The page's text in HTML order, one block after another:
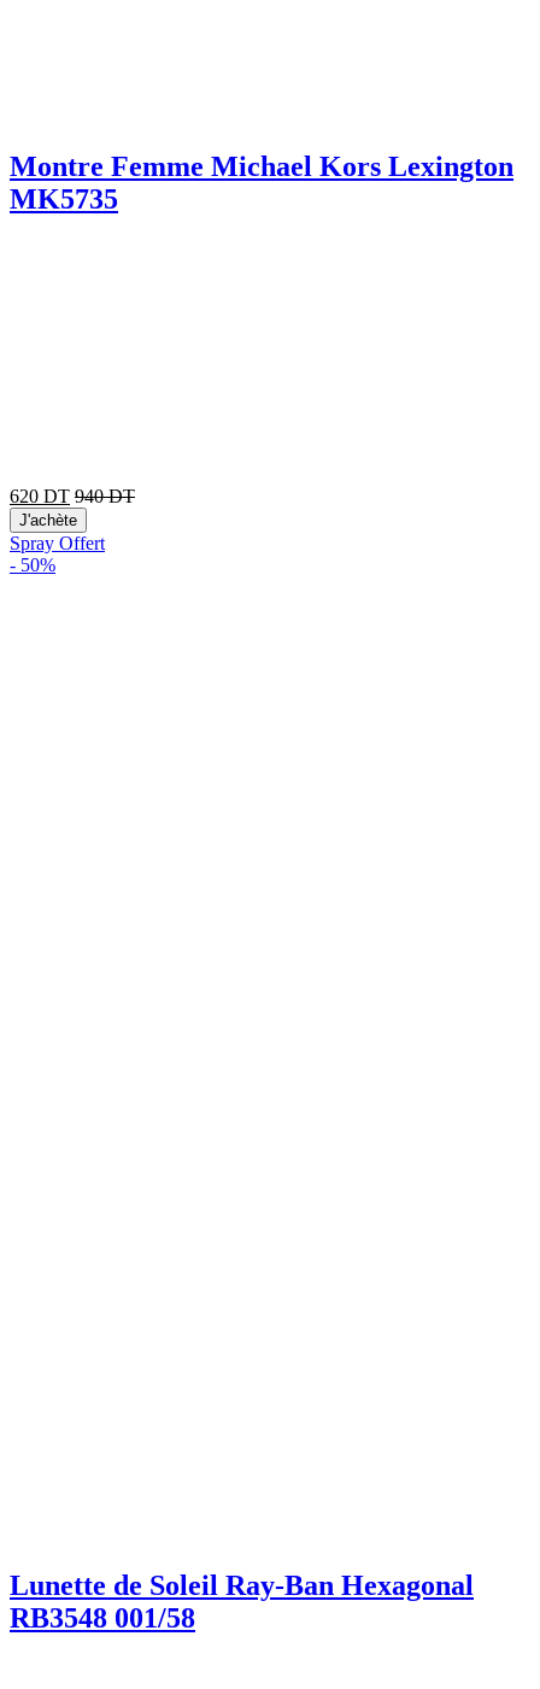
Montre Femme Michael Kors Lexington
MK5735
620 DT 940DT
J'achète
Spray Offert
- 50%
Lunette de Soleil Ray-Ban Hexagonal
RB3548 001/58